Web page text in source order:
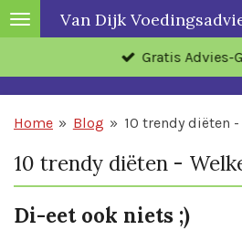
Ga
de
hoofdinhoud
Van Dijk
Gratis Advies-
Home » Blog » 10 trendy diëten
10 trendy diëten -
Di-eet ook niets ;)